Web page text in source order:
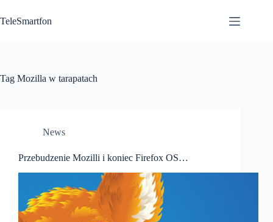
do
treści
TeleSmartfon
Tag Mozilla w tarapatach
News
Przebudzenie Mozilli i koniec Firefox OS…